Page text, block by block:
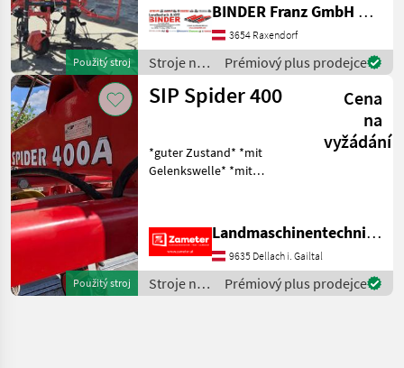
Použitý stroj
Tastrad ✔️ in serienmäßiger
Ausführung ✔️ lagernder
Ausstellungskreiselheuer
✔️
BINDER Franz GmbH & CoKG
3654 Raxendorf
Stroje na
zber
objemových
Prémiový plus prodejce
Použitý stroj
SIP Spider 400
Cena
na
vyžádání
*guter Zustand* *mit
Gelenkswelle* *mit
Nariadkovač
Landmaschinentechnik Zameter Petra
9635 Dellach i. Gailtal
Stroje na
zber
Prémiový plus prodejce